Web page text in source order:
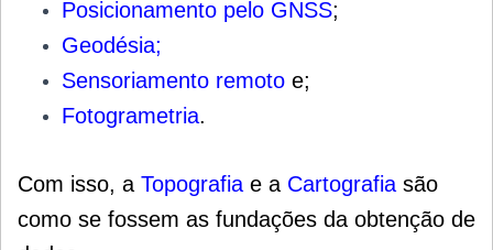
Posicionamento pelo GNSS;
Geodésia;
Sensoriamento remoto e;
Fotogrametria.
Com isso, a Topografia e a Cartografia são
como se fossem as fundações da obtenção de